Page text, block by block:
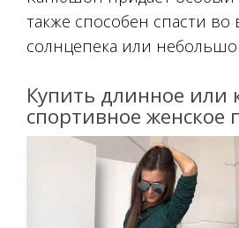
также способен спасти во
солнцепека или
Купить длинное или
спортивное женское